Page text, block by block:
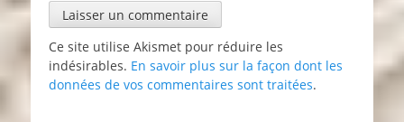
Ce site utilise Akismet pour réduire les
indésirables. En savoir plus sur la façon dont les
données de vos commentaires sont traitées.